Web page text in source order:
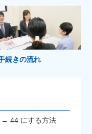
続きの流れ
44 にする方法